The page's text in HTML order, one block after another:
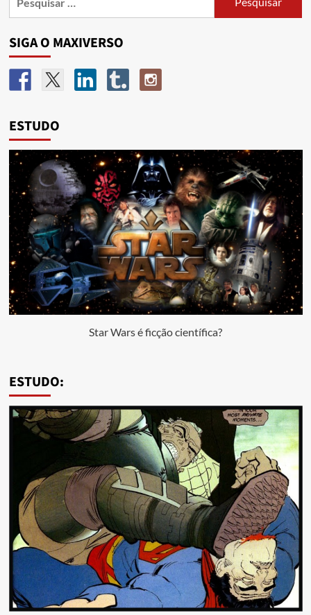
SIGA O MAXIVERSO
ESTUDO
Star Wars é ficção científica?
ESTUDO: